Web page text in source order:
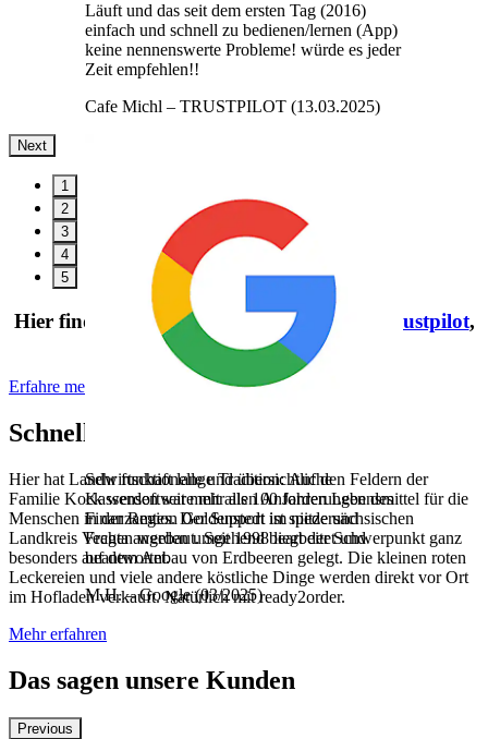
Läuft und das seit dem ersten Tag (2016)
einfach und schnell zu bedienen/lernen (App)
keine nennenswerte Probleme! würde es jeder
Zeit empfehlen!!
Cafe Michl – TRUSTPILOT (13.03.2025)
Sehr funktionelle und übersichtliche
Kassensoftware mit allen Anforderungen des
Finanzamtes. Der Support ist spitze und
Fragen werden umgehend bearbeitet und
beantwortet.
M.H.– Google (03/2025)
Next
1
2
3
4
5
Hier findest Du weitere Bewertungen auf Trustpilot,
GoogleundCapterra
Erfahre mehr über unser Serviceversprechen
Schneller bei Kasse! Auf Hof Kock
Hier hat Landwirtschaft lange Tradition:Auf den Feldern der
Familie Kock werden seit mehr als 100 Jahren Lebensmittel für die
Menschen in der Region Goldenstedt im niedersächsischen
Landkreis Vechta angebaut. Seit 1998 liegt der Schwerpunkt ganz
besonders auf dem Anbau von Erdbeeren gelegt. Die kleinen roten
Leckereien und viele andere köstliche Dinge werden direkt vor Ort
im Hofladen verkauft. Natürlich mit ready2order.
Mehr erfahren
Das sagen unsere Kunden
Previous